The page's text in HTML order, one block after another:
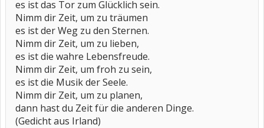
es ist das Tor zum Glücklich sein.
Nimm dir Zeit, um zu träumen
es ist der Weg zu den Sternen.
Nimm dir Zeit, um zu lieben,
es ist die wahre Lebensfreude.
Nimm dir Zeit, um froh zu sein,
es ist die Musik der Seele.
Nimm dir Zeit, um zu planen,
dann hast du Zeit für die anderen Dinge.
(Gedicht aus Irland)